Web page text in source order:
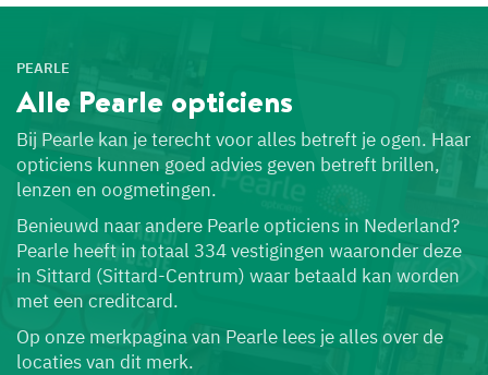
PEARLE
Alle Pearle opticiens
Bij Pearle kan je terecht voor alles betreft je ogen. Haar
opticiens kunnen goed advies geven betreft brillen,
lenzen en oogmetingen.
Benieuwd naar andere Pearle opticiens in Nederland?
Pearle heeft in totaal 334 vestigingen waaronder deze
in Sittard (Sittard-Centrum) waar betaald kan worden
met een creditcard.
Op onze merkpagina van Pearle lees je alles over de
locaties van dit merk.